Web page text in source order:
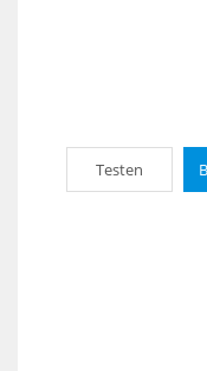
Testen